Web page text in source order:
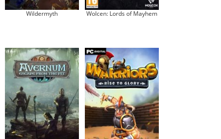
Wildermyth Wolcen: Lords of Mayhem